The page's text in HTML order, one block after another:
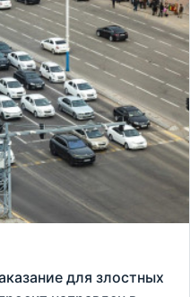
для злостных